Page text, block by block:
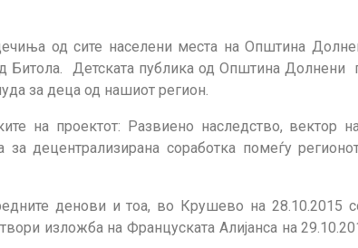
од сите населени места на Општина
Битола. Детската публика од Општина Долнени
за деца од нашиот регион.
на проектот: Развиено наследство, вектор
децентрализирана соработка помеѓу
денови и тоа, во Крушево на 28.10.2015
изложба на Француската Алијанса на